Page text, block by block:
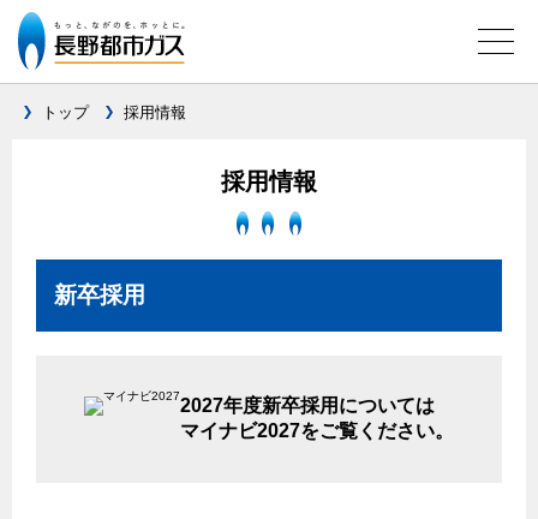
料金表
料金の計算方法
ご請求とお支払いについて
口座振替によるお支払い
ガスコンロとIHクッキングヒーターの比較
調理性
キッチン
オススメの商品一覧
キッチンをリフォーム
電力の自由化について
トップ 採用情報
採用情報
新卒採用
2027年度新卒採用については
マイナビ2027をご覧ください。